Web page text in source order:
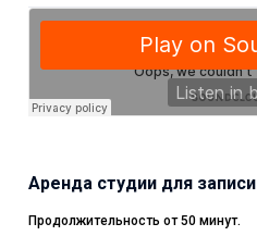
Аренда студии для записи
Продолжительность от 50 минут.